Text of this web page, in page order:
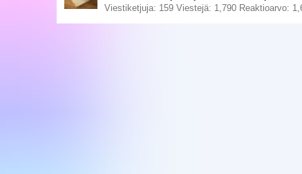
Viestiketjuja 159 Viestejä 1,790 Reaktioarvo